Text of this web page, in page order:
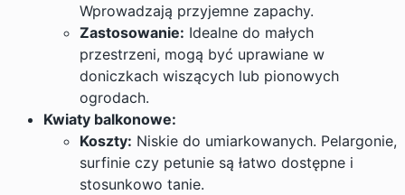
Wprowadzają przyjemne zapachy.
Zastosowanie: Idealne do małych
przestrzeni, mogą być uprawiane w
doniczkach wiszących lub pionowych
ogrodach.
Kwiaty balkonowe:
Koszty: Niskie do umiarkowanych. Pelargonie,
surfinie czy petunie są łatwo dostępne i
stosunkowo tanie.